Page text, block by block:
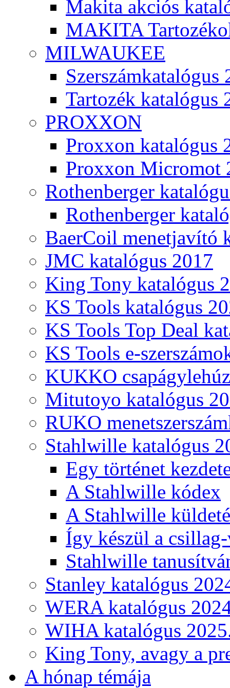
Makita akciós
MAKITA
MILWAUKEE
Szerszámkatalógus
Tartozék katalógus
PROXXON
Proxxon katalógus
Proxxon Micromot
Rothenberger
Rothenberger
BaerCoil menetjavító
JMC katalógus 2017
King Tony katalógus
KS Tools katalógus
KS Tools Top Deal
KS Tools e-
KUKKO
Mitutoyo katalógus
RUKO
Stahlwille katalógus
Egy történet
A Stahlwille kódex
A Stahlwille
Így készül a
Stahlwille
Stanley katalógus
WERA katalógus
WIHA katalógus
King Tony, avagy a
A hónap témája